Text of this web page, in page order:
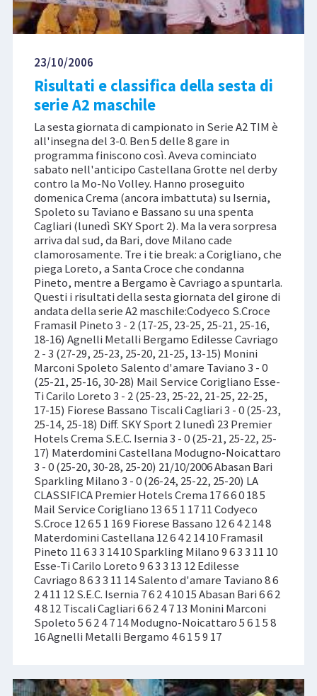
23/10/2006
Risultati e classifica della sesta di
serie A2 maschile
La sesta giornata di campionato in Serie A2 TIM è
all'insegna del 3-0. Ben 5 delle 8 gare in
programma finiscono così. Aveva cominciato
sabato nell'anticipo Castellana Grotte nel derby
contro la Mo-No Volley. Hanno proseguito
domenica Crema (ancora imbattuta) su Isernia,
Spoleto su Taviano e Bassano su una spenta
Cagliari (lunedì SKY Sport 2). Ma la vera sorpresa
arriva dal sud, da Bari, dove Milano cade
clamorosamente. Tre i tie break: a Corigliano, che
piega Loreto, a Santa Croce che condanna
Pineto, mentre a Bergamo è Cavriago a spuntarla.
Questi i risultati della sesta giornata del girone di
andata della serie A2 maschile:Codyeco S.Croce
Framasil Pineto 3 - 2 (17-25, 23-25, 25-21, 25-16,
18-16) Agnelli Metalli Bergamo Edilesse Cavriago
2 - 3 (27-29, 25-23, 25-20, 21-25, 13-15) Monini
Marconi Spoleto Salento d'amare Taviano 3 - 0
(25-21, 25-16, 30-28) Mail Service Corigliano Esse-
Ti Carilo Loreto 3 - 2 (25-23, 25-22, 21-25, 22-25,
17-15) Fiorese Bassano Tiscali Cagliari 3 - 0 (25-23,
25-14, 25-18) Diff. SKY Sport 2 lunedì 23 Premier
Hotels Crema S.E.C. Isernia 3 - 0 (25-21, 25-22, 25-
17) Materdomini Castellana Modugno-Noicattaro
3 - 0 (25-20, 30-28, 25-20) 21/10/2006 Abasan Bari
Sparkling Milano 3 - 0 (26-24, 25-22, 25-20) LA
CLASSIFICA Premier Hotels Crema 17 6 6 0 18 5
Mail Service Corigliano 13 6 5 1 17 11 Codyeco
S.Croce 12 6 5 1 16 9 Fiorese Bassano 12 6 4 2 14 8
Materdomini Castellana 12 6 4 2 14 10 Framasil
Pineto 11 6 3 3 14 10 Sparkling Milano 9 6 3 3 11 10
Esse-Ti Carilo Loreto 9 6 3 3 13 12 Edilesse
Cavriago 8 6 3 3 11 14 Salento d'amare Taviano 8 6
2 4 11 12 S.E.C. Isernia 7 6 2 4 10 15 Abasan Bari 6 6 2
4 8 12 Tiscali Cagliari 6 6 2 4 7 13 Monini Marconi
Spoleto 5 6 2 4 7 14 Modugno-Noicattaro 5 6 1 5 8
16 Agnelli Metalli Bergamo 4 6 1 5 9 17